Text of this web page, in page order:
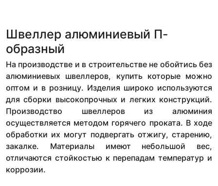
Швеллер алюминиевый П-
образный
На производстве и в строительстве не обойтись без
алюминиевых швеллеров, купить которые можно
оптом и в розницу. Изделия широко используются
для сборки высокопрочных и легких конструкций.
Производство швеллеров из алюминия
осуществляется методом горячего проката. В ходе
обработки их могут подвергать отжигу, старению,
закалке. Материалы имеют небольшой вес,
отличаются стойкостью к перепадам температур и
коррозии.